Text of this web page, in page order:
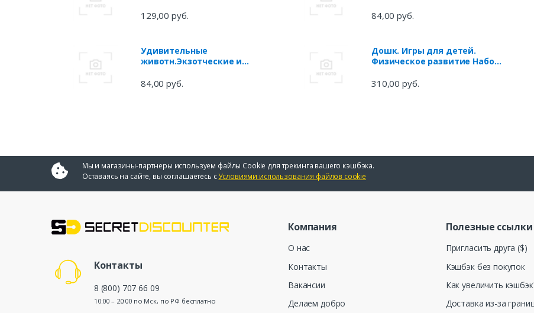
наклейками
129,00 руб.
Удивительные
животн.Экзотческие и
84,00 руб.
84,00 руб.
Дошк. Игры для детей.
Физическое развитие Набор
310,00 руб.
Мы и магазины-партнеры используем файлы Cookie для трекинга вашего кэшбэка.
Оставаясь на сайте, вы соглашаетесь сУсловиями использования файлов cookie
Контакты
8 (800) 707 66 09
10:00 – 20:00 по Мск, по РФ бесплатно
Компания
О нас
Контакты
Вакансии
Делаем добро
Полезные ссылки
Пригласить друга ($)
Кэшбэк без покупок
Как увеличить
Доставка из-за